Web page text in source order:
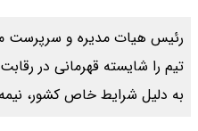
رئیس هیات مدیره و سرپرست
تیم را شایسته قهرمانی در
به دلیل شرایط خاص کشور،